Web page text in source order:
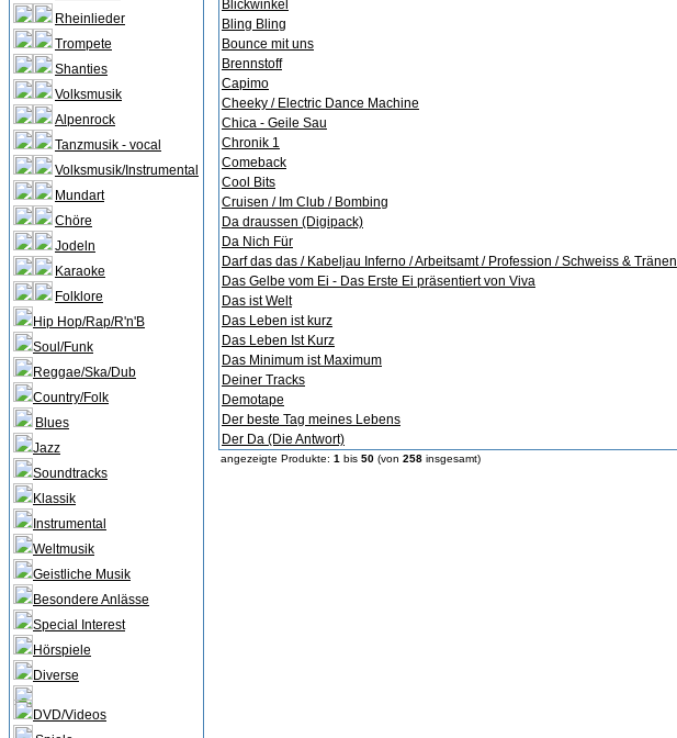
Rheinlieder
Trompete
Shanties
Volksmusik
Alpenrock
Tanzmusik - vocal
Volksmusik/Instrumental
Mundart
Chöre
Jodeln
Karaoke
Folklore
Hip Hop/Rap/R'n'B
Soul/Funk
Reggae/Ska/Dub
Country/Folk
Blues
Jazz
Soundtracks
Klassik
Instrumental
Weltmusik
Geistliche Musik
Besondere Anlässe
Special Interest
Hörspiele
Diverse
DVD/Videos
Blickwinkel
Bling Bling
Bounce mit uns
Brennstoff
Capimo
Cheeky / Electric Dance Machine
Chica - Geile Sau
Chronik 1
Comeback
Cool Bits
Cruisen / Im Club / Bombing
Da draussen (Digipack)
Da Nich Für
Darf das das / Kabeljau Inferno / Arbeitsamt / Profession / Schweiss & Tränen
Das Gelbe vom Ei - Das Erste Ei präsentiert von Viva
Das ist Welt
Das Leben ist kurz
Das Leben Ist Kurz
Das Minimum ist Maximum
Deiner Tracks
Demotape
Der beste Tag meines Lebens
Der Da (Die Antwort)
angezeigte Produkte: 1 bis 50 (von 258 insgesamt)